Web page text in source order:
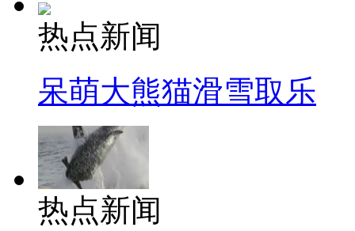
热点新闻
呆萌大熊猫滑雪取乐
热点新闻